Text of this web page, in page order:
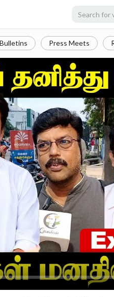
Press Meets